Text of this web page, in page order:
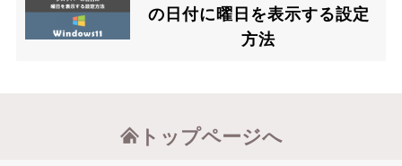
の日付に曜日を表示する設定
方法
トップページへ